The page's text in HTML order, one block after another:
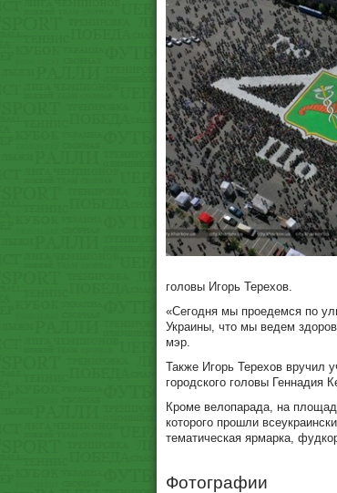
головы Игорь Терехов.
«Сегодня мы проедемся по
Украины, что мы ведем
мэр.
Также Игорь Терехов вручил
городского головы Геннадия
Кроме велопарада, на
которого прошли
тематическая ярмарка,
Фотографии